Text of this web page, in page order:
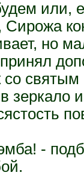
или,
Сирожа
но
со
зеркало
-